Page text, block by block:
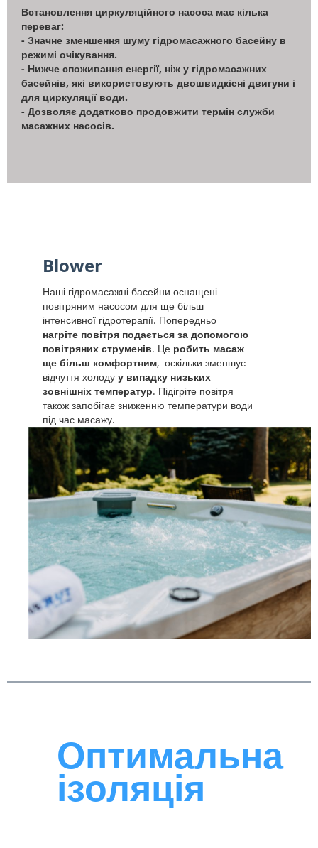
Встановлення циркуляційного насоса має кілька
переваг:
- Значне зменшення шуму гідромасажного басейну в
режимі очікування.
- Нижче споживання енергії, ніж у гідромасажних
басейнів, які використовують двошвидкісні двигуни і
для циркуляції води.
- Дозволяє додатково продовжити термін служби
масажних насосів.
Blower
Наші гідромасажні басейни оснащені
повітряним насосом для ще більш
інтенсивної гідротерапії. Попередньо
нагріте повітря подається за допомогою
повітряних струменів. Це робить масаж
ще більш комфортним, оскільки зменшує
відчуття холоду у випадку низьких
зовнішніх температур. Підігріте повітря
також запобігає зниженню температури води
під час масажу.
Оптимальна
ізоляція